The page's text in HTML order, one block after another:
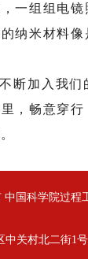
一组组电
纳米材料
断加入我
，畅意穿
中国科学院过程
关村北二街1